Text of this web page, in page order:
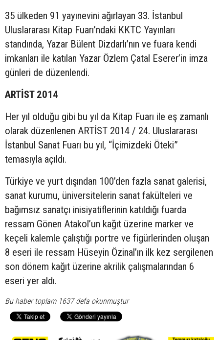
35 ülkeden 91 yayınevini ağırlayan 33. İstanbul
Uluslararası Kitap Fuarı’ndaki KKTC Yayınları
standında, Yazar Bülent Dizdarlı’nın ve fuara kendi
imkanları ile katılan Yazar Özlem Çatal Eserer’in imza
günleri de düzenlendi.
ARTİST 2014
Her yıl olduğu gibi bu yıl da Kitap Fuarı ile eş zamanlı
olarak düzenlenen ARTİST 2014 / 24. Uluslararası
İstanbul Sanat Fuarı bu yıl, “İçimizdeki Öteki”
temasıyla açıldı.
Türkiye ve yurt dışından 100’den fazla sanat galerisi,
sanat kurumu, üniversitelerin sanat fakülteleri ve
bağımsız sanatçı inisiyatiflerinin katıldığı fuarda
ressam Gönen Atakol’un kağıt üzerine marker ve
keçeli kalemle çalıştığı portre ve figürlerinden oluşan
8 eseri ile ressam Hüseyin Özinal’ın ilk kez sergilenen
son dönem kağıt üzerine akrilik çalışmalarından 6
eseri yer aldı.
Bu haber toplam 1637 defa okunmuştur